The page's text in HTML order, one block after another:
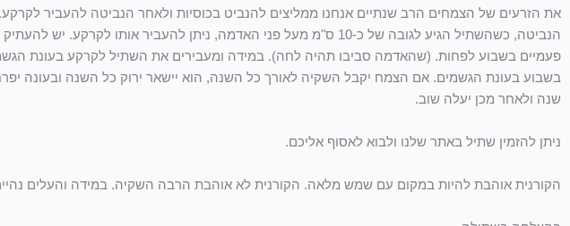
הנביטה, כשהשתיל הגיע לגובה של כ-10 ס"מ מעל פני האדמה, ניתן
בשבוע בעונת הגשמים. אם הצמח יקבל השקיה לאורך כל השנה, הוא יישאר ירוק כל השנה ובעונה
שנה ולאחר מכן יעלה שוב.
ניתן להזמין שתיל באתר שלנו ולבוא לאסוף אליכם.
הקורנית אוהבת להיות במקום עם שמש מלאה. הקורנית לא אוהבת הרבה השקיה. במידה והעלים